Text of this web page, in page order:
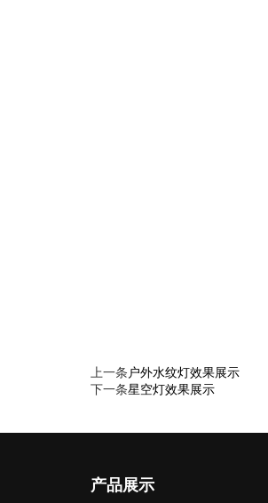
上一条 户外水纹灯效果展示
下一条星空灯效果展示
产品展示